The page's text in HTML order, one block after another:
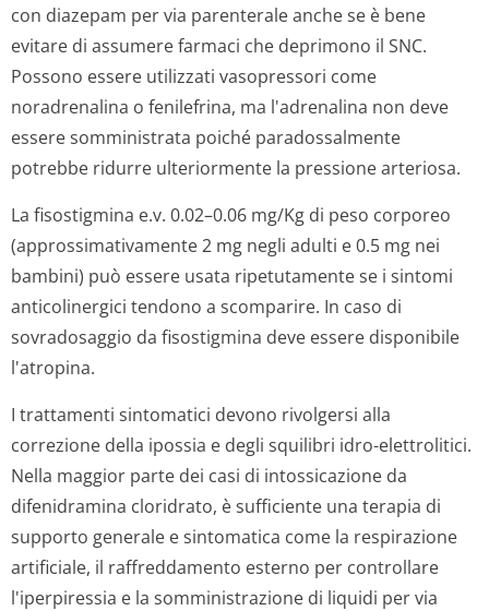
con diazepam per via parenterale anche se è bene
evitare di assumere farmaci che deprimono il SNC.
Possono essere utilizzati vasopressori come
noradrenalina o fenilefrina, ma l'adrenalina non deve
essere somministrata poiché paradossalmente
potrebbe ridurre ulteriormente la pressione arteriosa.
La fisostigmina e.v. 0.02–0.06 mg/Kg di peso corporeo
(approssimati­vamente 2 mg negli adulti e 0.5 mg nei
bambini) può essere usata ripetutamente se i sintomi
anticolinergici tendono a scomparire. In caso di
sovradosaggio da fisostigmina deve essere disponibile
l'atropina.
I trattamenti sintomatici devono rivolgersi alla
correzione della ipossia e degli squilibri idro-elettrolitici.
Nella maggior parte dei casi di intossicazione da
difenidramina cloridrato, è sufficiente una terapia di
supporto generale e sintomatica come la respirazione
artificiale, il raffreddamento esterno per controllare
l'iperpiressia e la somministrazione di liquidi per via